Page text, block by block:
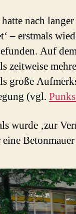
nach
– erstmals
Auf
zeitweise
große
(vgl.
wurde ‚zur
eine